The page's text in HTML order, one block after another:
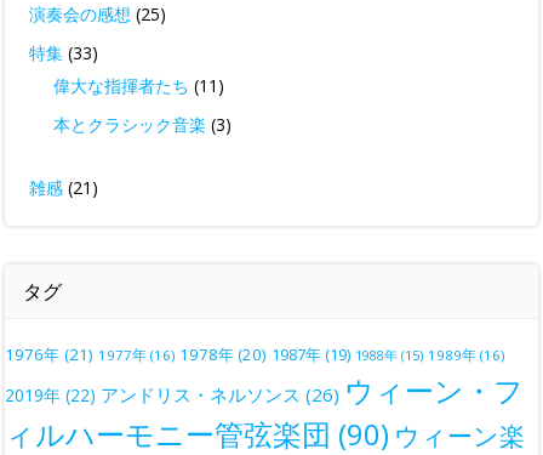
演奏会の感想 (25)
特集 (33)
偉大な指揮者たち (11)
本とクラシック音楽 (3)
雑感 (21)
タグ
1976年 (21) 1977年 (16) 1978年(20) 1987年(19) 1988年 (15) 1989年 (16)
2019年 (22) アンドリス・ネルソンス (26) ウィーン・フ
ィルハーモニー管弦楽団 (90) ウィーン楽